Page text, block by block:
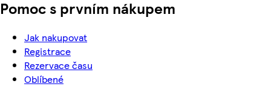
Pomoc s prvním nákupem
Jak nakupovat
Registrace
Rezervace času
Oblíbené